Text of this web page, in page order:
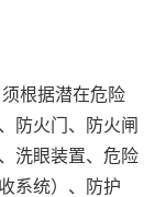
根据潜在危险
防火门、防火闸
洗眼装置、危险
系统）、防护